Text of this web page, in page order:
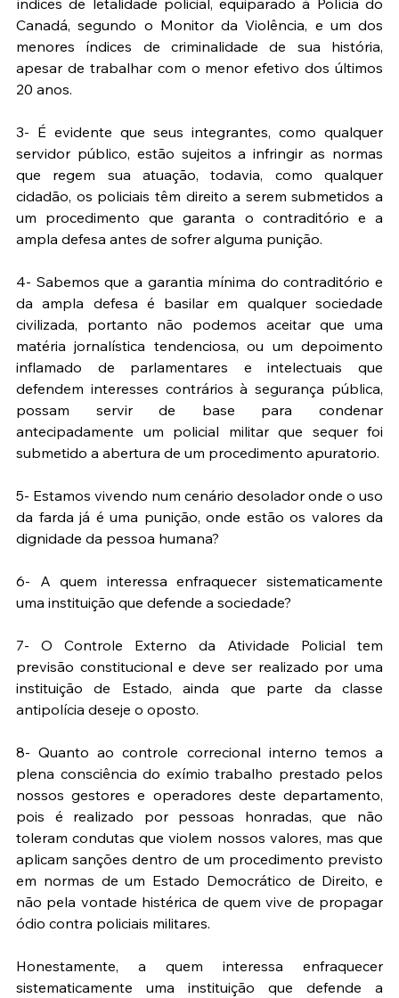
índices de letalidade policial, equiparado à Polícia do
Canadá, segundo o Monitor da Violência, e um dos
menores índices de criminalidade de sua história,
apesar de trabalhar com o menor efetivo dos últimos
20 anos.
3- É evidente que seus integrantes, como qualquer
servidor público, estão sujeitos a infringir as normas
que regem sua atuação, todavia, como qualquer
cidadão, os policiais têm direito a serem submetidos a
um procedimento que garanta o contraditório e a
ampla defesa antes de sofrer alguma punição.
4- Sabemos que a garantia mínima do contraditório e
da ampla defesa é basilar em qualquer sociedade
civilizada, portanto não podemos aceitar que uma
matéria jornalística tendenciosa, ou um depoimento
inflamado de parlamentares e intelectuais que
defendem interesses contrários à segurança pública,
possam servir de base para condenar
antecipadamente um policial militar que sequer foi
submetido a abertura de um procedimento apuratorio.
5- Estamos vivendo num cenário desolador onde o uso
da farda já é uma punição, onde estão os valores da
dignidade da pessoa humana?
6- A quem interessa enfraquecer sistematicamente
uma instituição que defende a sociedade?
7- O Controle Externo da Atividade Policial tem
previsão constitucional e deve ser realizado por uma
instituição de Estado, ainda que parte da classe
antipolícia deseje o oposto.
8- Quanto ao controle correcional interno temos a
plena consciência do exímio trabalho prestado pelos
nossos gestores e operadores deste departamento,
pois é realizado por pessoas honradas, que não
toleram condutas que violem nossos valores, mas que
aplicam sanções dentro de um procedimento previsto
em normas de um Estado Democrático de Direito, e
não pela vontade histérica de quem vive de propagar
ódio contra policiais militares.
Honestamente, a quem interessa enfraquecer
sistematicamente uma instituição que defende a